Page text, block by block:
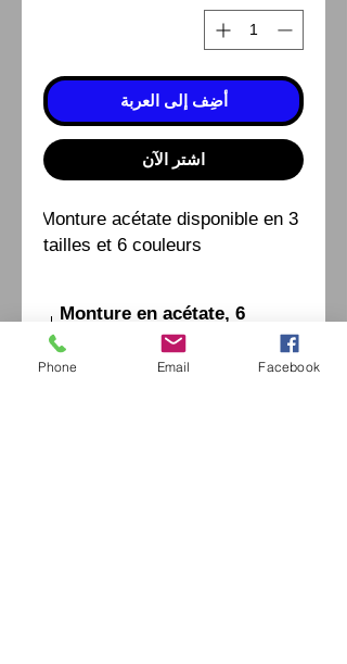
أضِف إلى العربة
اشترِ الآن
Monture acétate disponible en 3
tailles et 6 couleurs
Monture en acétate, 6
couleurs - 2 tailles
Phone Email Facebook